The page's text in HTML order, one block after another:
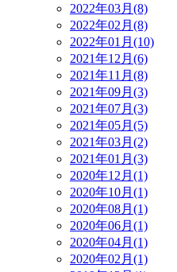
2022年03月(8)
2022年02月(8)
2022年01月(10)
2021年12月(6)
2021年11月(8)
2021年09月(3)
2021年07月(3)
2021年05月(5)
2021年03月(2)
2021年01月(3)
2020年12月(1)
2020年10月(1)
2020年08月(1)
2020年06月(1)
2020年04月(1)
2020年02月(1)